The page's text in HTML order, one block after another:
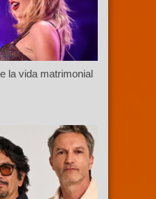
la vida matrimonial